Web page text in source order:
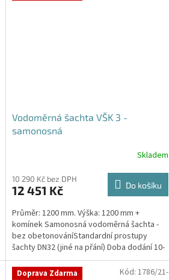
Vodoměrná šachta VŠK 3 -
samonosná
Skladem
10 290 Kč bez DPH
12 451 Kč Do košíku
Průměr: 1200 mm. Výška: 1200 mm +
komínek Samonosná vodoměrná šachta -
bez obetonováníStandardní prostupy
šachty DN32 (jiné na přání) Doba dodání 10-
14 dní. Český výrobek!...
Doprava Zdarma Kód: 1786/21-